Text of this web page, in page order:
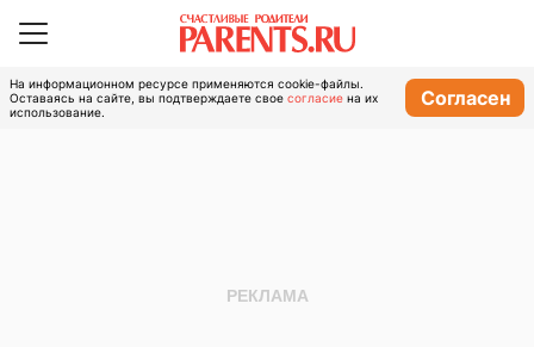
На информационном ресурсе применяются cookie-файлы.
Оставаясь на сайте, вы подтверждаете свое согласие на их
использование.
Согласен